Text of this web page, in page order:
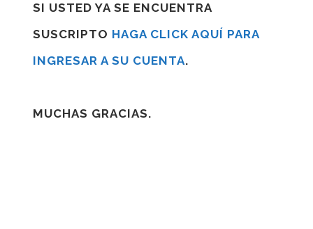
SI USTED YA SE ENCUENTRA
SUSCRIPTO HAGA CLICK AQUÍ PARA
INGRESAR A SU CUENTA.
MUCHAS GRACIAS.